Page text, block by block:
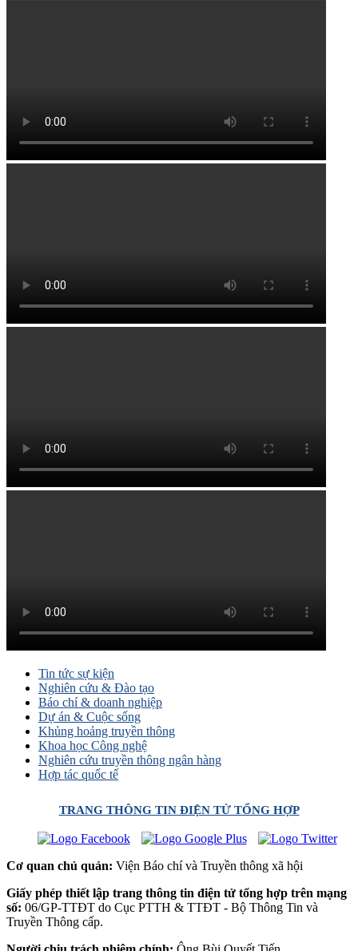
Tin tức sự kiện
Nghiên cứu & Đào tạo
Báo chí & doanh nghiệp
Dự án & Cuộc sống
Khủng hoảng truyền thông
Khoa học Công nghệ
Nghiên cứu truyền thông ngân hàng
Hợp tác quốc tế
TRANG THÔNG TIN ĐIỆN TỬ TỔNG HỢP
Cơ quan chủ quản: Viện Báo chí và Truyền thông xã hội
Giấy phép thiết lập trang thông tin điện tử tổng hợp trên mạng
số: 06/GP-TTĐT do Cục PTTH & TTĐT - Bộ Thông Tin và
Truyền Thông cấp.